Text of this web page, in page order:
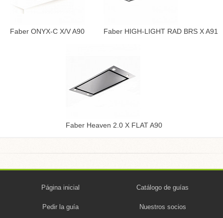
Faber ONYX-C X/V A90 Faber HIGH-LIGHT RAD BRS X A91
Faber Heaven 2.0 X FLAT A90
Página inicial Catálogo de guías
Pedir la guía Nuestros socios